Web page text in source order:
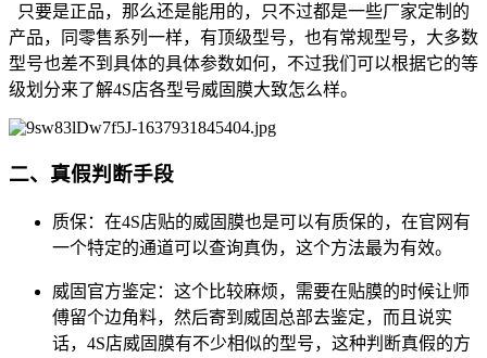
只要是正品，那么还是能用的，只不过都是一些厂家定制的
产品，同零售系列一样，有顶级型号，也有常规型号，大多数
型号也差不到具体的具体参数如何，不过我们可以根据它的等
级划分来了解4S店各型号威固膜大致怎么样。
二、真假判断手段
质保：在4S店贴的威固膜也是可以有质保的，在官网有
一个特定的通道可以查询真伪，这个方法最为有效。
威固官方鉴定：这个比较麻烦，需要在贴膜的时候让师
傅留个边角料，然后寄到威固总部去鉴定，而且说实
话，4S店威固膜有不少相似的型号，这种判断真假的方